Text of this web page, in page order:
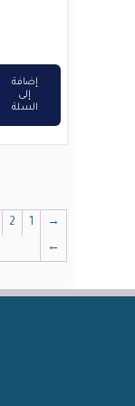
إضافة
إلى
السلة
→
1
2
←